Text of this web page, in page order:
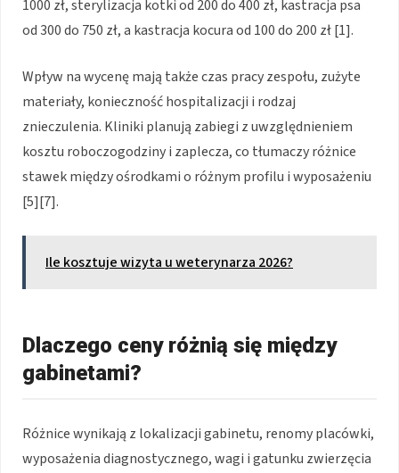
1000 zł, sterylizacja kotki od 200 do 400 zł, kastracja psa
od 300 do 750 zł, a kastracja kocura od 100 do 200 zł [1].
Wpływ na wycenę mają także czas pracy zespołu, zużyte
materiały, konieczność hospitalizacji i rodzaj
znieczulenia. Kliniki planują zabiegi z uwzględnieniem
kosztu roboczogodziny i zaplecza, co tłumaczy różnice
stawek między ośrodkami o różnym profilu i wyposażeniu
[5][7].
Ile kosztuje wizyta u weterynarza 2026?
Dlaczego ceny różnią się między
gabinetami?
Różnice wynikają z lokalizacji gabinetu, renomy placówki,
wyposażenia diagnostycznego, wagi i gatunku zwierzęcia